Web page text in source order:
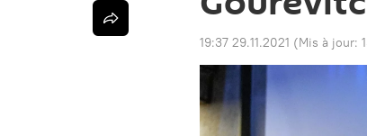
19:37 29.11.2021 (Mis à jour: